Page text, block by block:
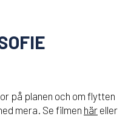
på planen och om flytten
mera. Se filmen här eller